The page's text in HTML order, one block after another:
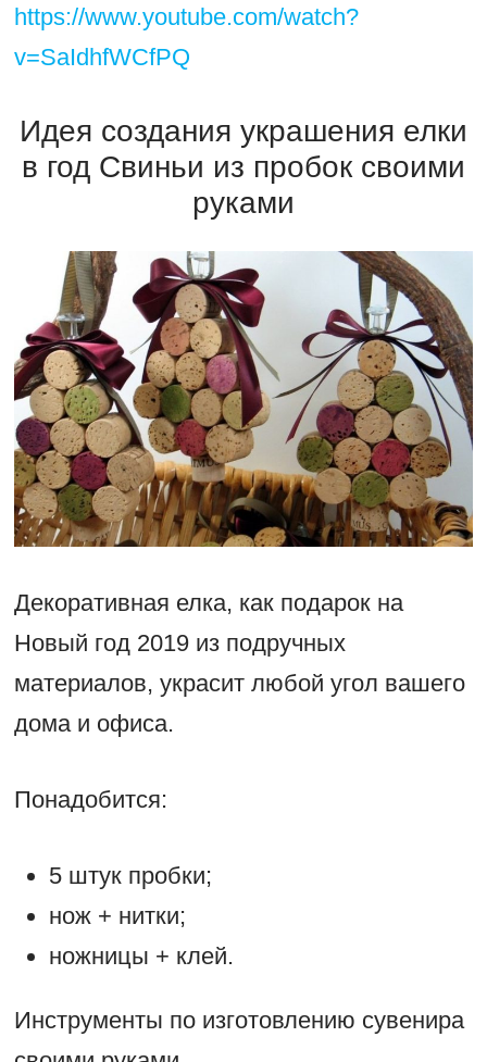
https://www.youtube.com/watch?
v=SaIdhfWCfPQ
Идея создания украшения елки
в год Свиньи из пробок своими
руками
Декоративная елка, как подарок на
Новый год 2019 из подручных
материалов, украсит любой угол вашего
дома и офиса.
Понадобится:
5 штук пробки;
нож + нитки;
ножницы + клей.
Инструменты по изготовлению сувенира